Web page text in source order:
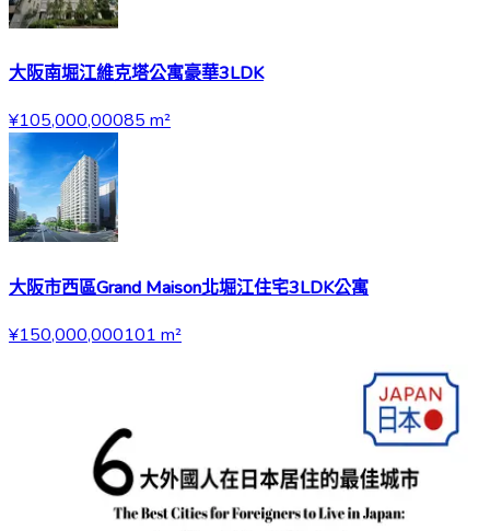
大阪南堀江維克塔公寓豪華3LDK
¥105,000,00085m²
大阪市西區Grand Maison北堀江住宅3LDK公寓
¥150,000,000101 m²